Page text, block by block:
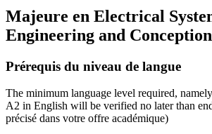
Majeure en Electrical
Engineering and
Prérequis du niveau de langue
The minimum language level required,
A2 in English will be verified no later than
précisé dans votre offre académique)